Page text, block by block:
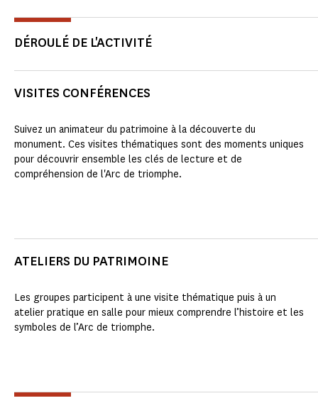
DÉROULÉ DE L'ACTIVITÉ
VISITES CONFÉRENCES
Suivez un animateur du patrimoine à la découverte du
monument. Ces visites thématiques sont des moments uniques
pour découvrir ensemble les clés de lecture et de
compréhension de l'Arc de triomphe.
ATELIERS DU PATRIMOINE
Les groupes participent à une visite thématique puis à un
atelier pratique en salle pour mieux comprendre l’histoire et les
symboles de l’Arc de triomphe.